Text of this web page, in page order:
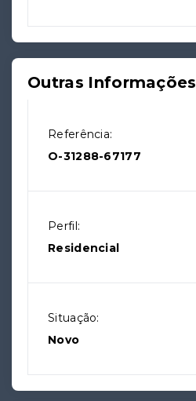
Outras Informações
Referência:
O-31288-67177
Perfil:
Residencial
Situação:
Novo